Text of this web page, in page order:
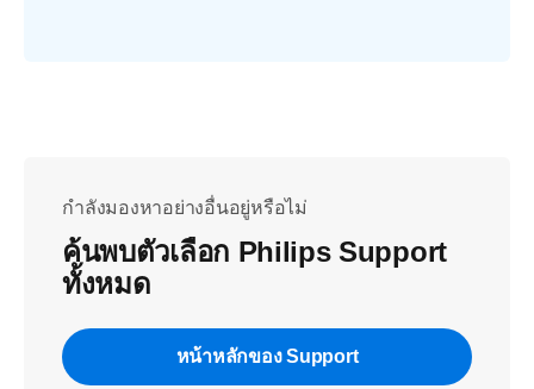
กำลังมองหาอย่างอื่นอยู่หรือไม่
ค้นพบตัวเลือก Philips Support
ทั้งหมด
หน้าหลักของ Support